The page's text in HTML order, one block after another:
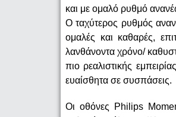
και με ομαλό ρυθμό
Ο ταχύτερος ρυθμός
ομαλές και καθαρές,
λανθάνοντα χρόνο/
πιο ρεαλιστικής
ευαίσθητα σε συσπάσεις.
Οι οθόνες Philips